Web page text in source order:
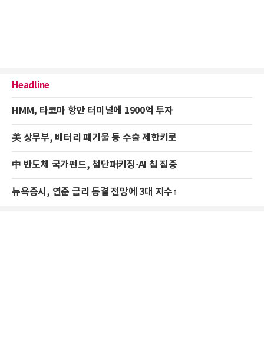
Headline
HMM, 타코마 항만 터미널에 1900억 투자
美 상무부, 배터리 폐기물 등 수출 제한키로
中 반도체 국가펀드, 첨단패키징·AI 칩 집중
뉴욕증시, 연준 금리 동결 전망에 3대 지수↑